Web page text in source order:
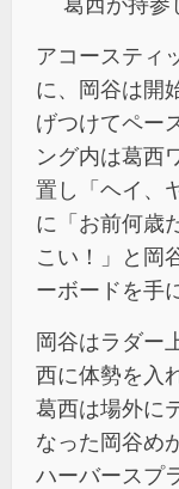
アコースティ
に、岡谷は開
げつけてペー
ング内は葛西
置し「ヘイ、
に「お前何歳
こい！」と岡
ーボードを手
岡谷はラダー
西に体勢を入
葛西は場外に
なった岡谷め
ハーバースプ